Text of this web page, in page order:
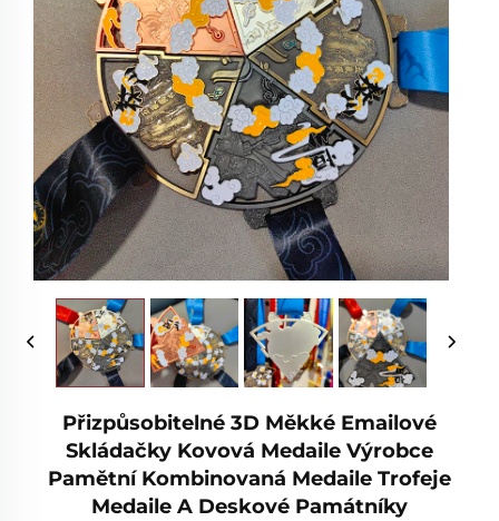
Přizpůsobitelné 3D Měkké Emailové
Skládačky Kovová Medaile Výrobce
Pamětní Kombinovaná Medaile Trofeje
Medaile A Deskové Památníky